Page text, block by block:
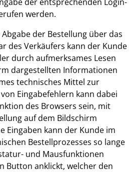
werden.
der Bestellung über das
des Verkäufers kann der Kunde
durch aufmerksames Lesen
dargestellten Informationen
technisches Mittel zur
Eingabefehlern kann dabei
des Browsers sein, mit
auf dem Bildschirm
Eingaben kann der Kunde im
Bestellprozesses so lange
und Mausfunktionen
Button anklickt, welcher den